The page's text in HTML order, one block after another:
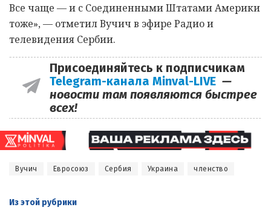
Все чаще — и с Соединенными Штатами Америки
тоже», — отметил Вучич в эфире Радио и
телевидения Сербии.
Присоединяйтесь к подписчикам
Telegram-канала Minval-LIVE —
новости там появляются быстрее
всех!
Вучич Евросоюз Сербия Украина членство
Из этой рубрики